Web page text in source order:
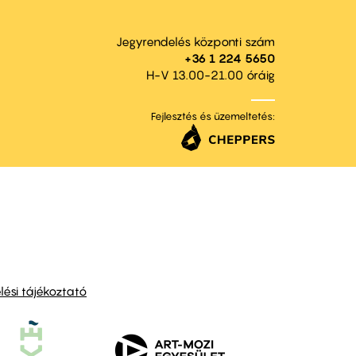
Jegyrendelés központi szám
+36 1 224 5650
H-V 13.00-21.00 óráig
Fejlesztés és üzemeltetés:
tájékoztató